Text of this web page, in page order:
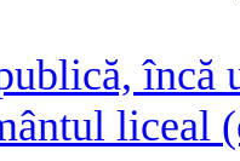
încă
liceal